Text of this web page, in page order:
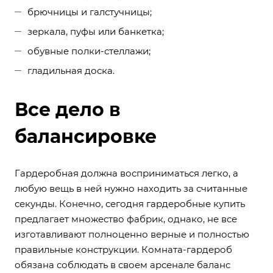
брючницы и галстучницы;
зеркала, пуфы или банкетка;
обувные полки-стеллажи;
гладильная доска.
Все дело в
балансировке
Гардеробная должна восприниматься легко, а
любую вещь в ней нужно находить за считанные
секунды. Конечно, сегодня гардеробные купить
предлагает множество фабрик, однако, не все
изготавливают полноценно верные и полностью
правильные конструкции. Комната-гардероб
обязана соблюдать в своем арсенале баланс